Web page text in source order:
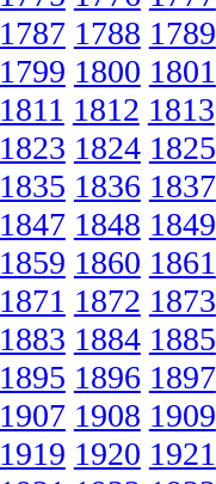
1787 1788 1789
1799 1800 1801
1811 1812 1813
1823 1824 1825
1835 1836 1837
1847 1848 1849
1859 1860 1861
1871 1872 1873
1883 1884 1885
1895 1896 1897
1907 1908 1909
1919 1920 1921